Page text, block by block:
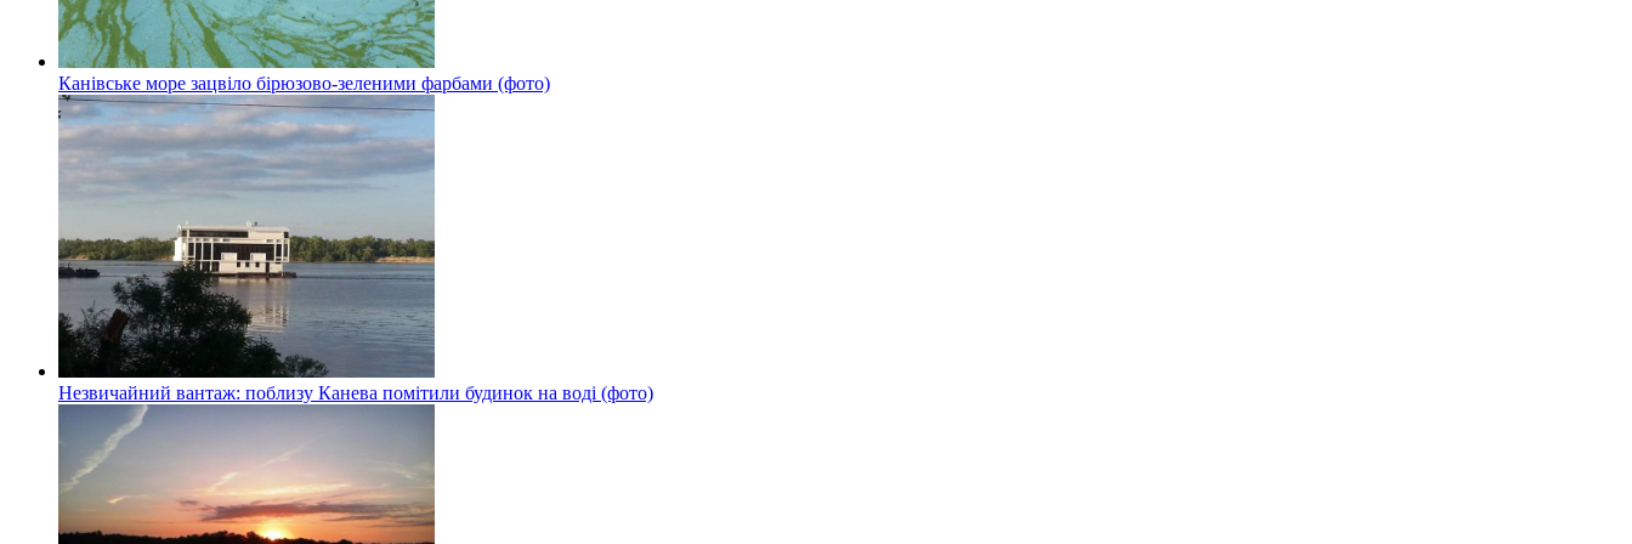
Канівське море зацвіло бірюзово-зеленими фарбами (фото)
Незвичайний вантаж: поблизу Канева помітили будинок на воді (фото)